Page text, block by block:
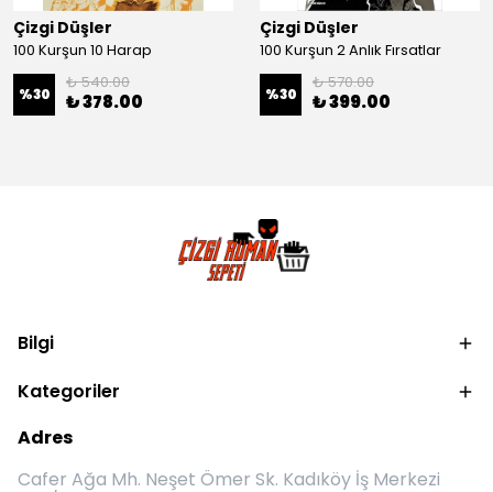
Çizgi Düşler
100 Kurşun 10 Harap
%30
₺ 540.00
₺ 378.00
Çizgi Düşler
100 Kurşun 2 Anlık Fırsatlar
%30
₺ 570.00
₺ 399.00
Bilgi
Kategoriler
Adres
Cafer Ağa Mh. Neşet Ömer Sk. Kadıköy İş Merkezi